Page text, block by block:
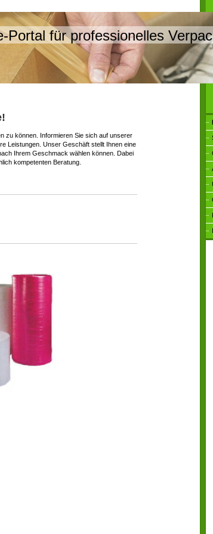
Portal für professionelles
zu können. Informieren Sie sich auf unserer
Leistungen. Unser Geschäft stellt Ihnen eine
Ihrem Geschmack wählen können. Dabei
kompetenten Beratung.